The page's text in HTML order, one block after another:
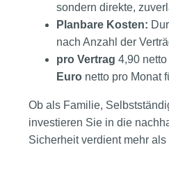
sondern direkte,
Planbare Kosten:
nach Anzahl der
pro Vertrag 4,90
Euronetto pro Monat
Ob als Familie,
investieren Sie in die
Sicherheit verdient mehr